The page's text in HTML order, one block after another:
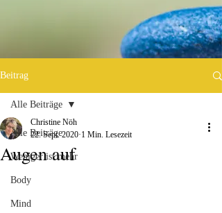
Beitrag
Alle Beiträge
Weniger ist mehr
Body
Mind
Alle Beiträge
Augen auf
Christine Nöh
22. Sept. 2020 1 Min. Lesezeit